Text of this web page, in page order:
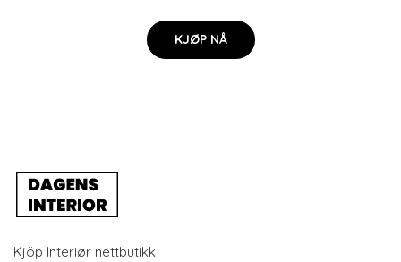
KJØP NÅ
Kjöp Interiør nettbutikk